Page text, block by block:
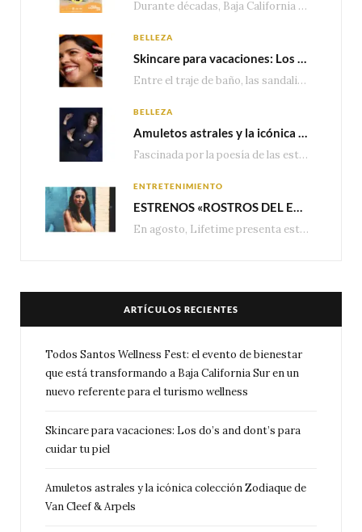
Durante décadas, Baja California Sur ha sido reconocido por sus playas, hoteles de lujo y…
BELLEZA
Skincare para vacaciones: Los do’s and dont’s para cuidar tu piel
Entre el traje de baño, las sandalias, los lentes de sol y los looks que…
BELLEZA
Amuletos astrales y la icónica colección Zodiaque de Van Cleef & Arpels
Fascinada por la poesía de las estrellas, la Maison Van Cleef & Arpels celebra la llegada de las…
ENTRETENIMIENTO
ESTRENOS «ROSTROS DEL ENGAÑO», ESPECIAL DE LIFETIME MOVIES DONDE NADA NI NADIE ES LO QUE PARECE
En agosto, Lifetime presenta estrenos exclusivos con historias donde las apariencias esconden los secretos más…
ARTÍCULOS RECIENTES
Todos Santos Wellness Fest: el evento de bienestar
que está transformando a Baja California Sur en un
nuevo referente para el turismo wellness
Skincare para vacaciones: Los do’s and dont’s para
cuidar tu piel
Amuletos astrales y la icónica colección Zodiaque de
Van Cleef & Arpels